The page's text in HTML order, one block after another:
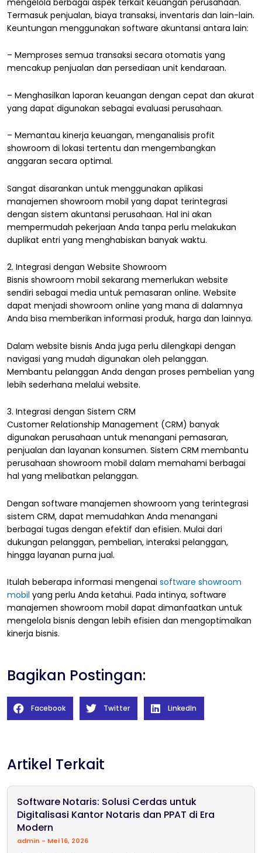
Termasuk penjualan, biaya transaksi, inventaris dan lain-lain.
Keuntungan menggunakan software akuntansi antara lain:
– Memproses semua transaksi secara otomatis yang
mencakup penjualan dan persediaan unit kendaraan.
– Menghasilkan laporan keuangan dengan cepat dan akurat
yang dapat digunakan sebagai evaluasi perusahaan.
– Memantau kinerja keuangan, menganalisis profit
showroom di lokasi tertentu dan mengembangkan
anggaran secara optimal.
Sangat disarankan untuk menggunakan aplikasi
manajemen showroom mobil yang dapat terintegrasi
dengan sistem akuntansi perusahaan. Hal ini akan
mempermudah pekerjaan Anda tanpa perlu melakukan
duplikat entri yang menghabiskan banyak waktu.
2. Integrasi dengan Website Showroom
Bisnis showroom mobil sekarang memerlukan website
sendiri sebagai media untuk pemasaran online. Website
dapat menjadi showroom online yang mana di dalamnya
Anda bisa memberikan informasi produk, harga dan lainnya.
Dalam website bisnis Anda juga perlu dilengkapi dengan
navigasi yang mudah digunakan oleh pelanggan.
Membantu pelanggan Anda dengan proses pembelian yang
lebih sederhana melalui website.
3. Integrasi dengan Sistem CRM
Customer Relationship Management (CRM) banyak
digunakan perusahaan untuk menangani pemasaran,
penjualan dan layanan konsumen. Sistem CRM membantu
perusahaan showroom mobil dalam memahami berbagai
hal yang melibatkan pelanggan.
Dengan software manajemen showroom yang terintegrasi
sistem CRM, dapat memudahkan Anda menangani
berbagai tugas dengan efektif dan efisien. Mulai dari
dukungan pelanggan, pembelian, interaksi pelanggan,
hingga layanan purna jual.
Itulah beberapa informasi mengenai software showroom
mobil yang perlu Anda ketahui. Pada intinya, software
manajemen showroom mobil dapat dimanfaatkan untuk
mengelola bisnis dengan lebih efisien dan mengoptimalkan
kinerja bisnis.
Bagikan Postingan:
Facebook Twitter LinkedIn
Artikel Terkait
Software Notaris: Solusi Cerdas untuk
Digitalisasi Kantor Notaris dan PPAT di Era
Modern
admin Mei 16, 2026